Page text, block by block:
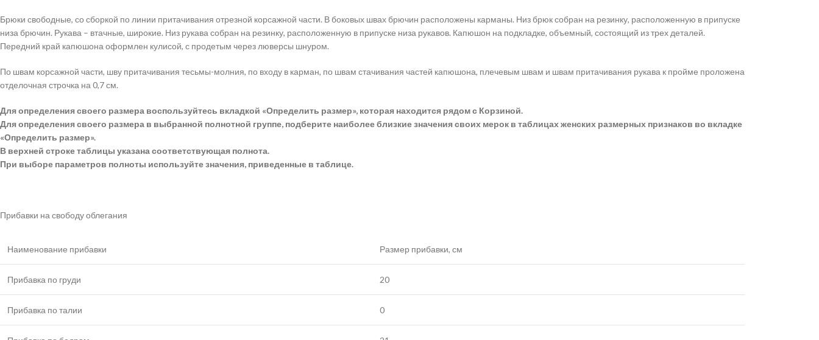
Брюки свободные, со сборкой по линии притачивания отрезной корсажной части. В боковых швах брючин расположены карманы. Низ брюк собран на резинку, расположенную в припуске
низа брючин. Рукава – втачные, широкие. Низ рукава собран на резинку, расположенную в припуске низа рукавов. Капюшон на подкладке, объемный, состоящий из трех деталей.
Передний край капюшона оформлен кулисой, с продетым через люверсы шнуром.
По швам корсажной части, шву притачивания тесьмы-молния, по входу в карман, по швам стачивания частей капюшона, плечевым швам и швам притачивания рукава к пройме проложена
отделочная строчка на 0,7 см.
Для определения своего размера воспользуйтесь вкладкой «Определить размер», которая находится рядом с Корзиной.
Для определения своего размера в выбранной полнотной группе, подберите наиболее близкие значения своих мерок в таблицах женских размерных признаков во вкладке
«Определить размер».
В верхней строке таблицы указана соответствующая полнота.
При выборе параметров полноты используйте значения, приведенные в таблице.
Прибавки на свободу облегания
Наименование прибавки Размер прибавки, см
Прибавка по груди 20
Прибавка по талии 0